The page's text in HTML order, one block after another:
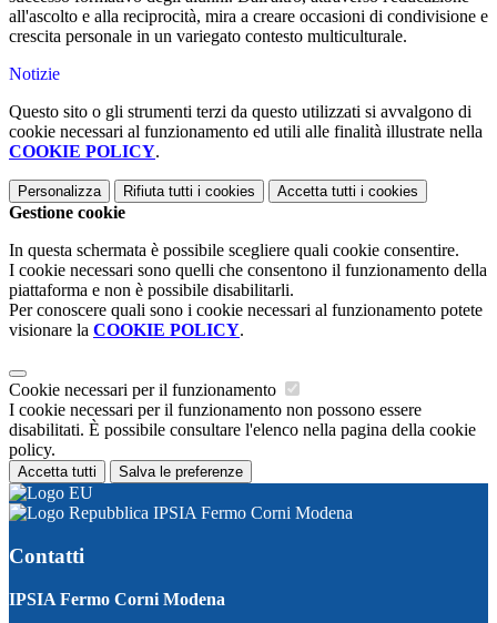
all'ascolto e alla reciprocità, mira a creare occasioni di condivisione e
crescita personale in un variegato contesto multiculturale.
Notizie
Questo sito o gli strumenti terzi da questo utilizzati si avvalgono di
cookie necessari al funzionamento ed utili alle finalità illustrate nella
COOKIE POLICY.
Personalizza Rifiuta tutti i cookies Accetta tutti i cookies
Gestione cookie
In questa schermata è possibile scegliere quali cookie consentire.
I cookie necessari sono quelli che consentono il funzionamento della
piattaforma e non è possibile disabilitarli.
Per conoscere quali sono i cookie necessari al funzionamento potete
visionare la COOKIE POLICY.
Cookie necessari per il funzionamento
I cookie necessari per il funzionamento non possono essere
disabilitati. È possibile consultare l'elenco nella pagina della cookie
policy.
Accetta tutti Salva le preferenze
IPSIA Fermo Corni Modena
Contatti
IPSIA Fermo Corni Modena